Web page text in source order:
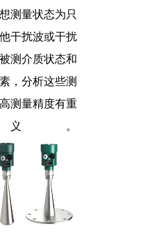
测量状态为只
干扰波或干扰
测介质状态和
，分析这些测
测量精度有重
。